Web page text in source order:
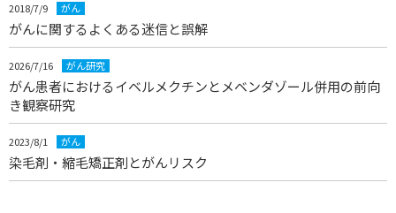
2018/7/9 がん
がんに関するよくある迷信と誤解
2026/7/16 がん研究
がん患者におけるイベルメクチンとメベンダゾール併用の前向
き観察研究
2023/8/1 がん
染毛剤・縮毛矯正剤とがんリスク